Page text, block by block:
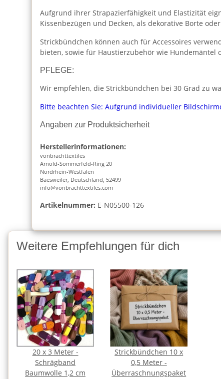
Aufgrund ihrer Strapazierfähigkeit und Elastizität
Kissenbezügen und Decken, als dekorative Borte
Strickbündchen können auch für Accessoires
bieten, sowie für Haustierzubehör wie
PFLEGE:
Wir empfehlen, die Strickbündchen bei 30 Grad zu
Bitte beachten Sie: Aufgrund individueller
Angaben zur Produktsicherheit
Herstellerinformationen:
vonbrachttextiles
Arnold-Sommerfeld-Ring 20
Nordrhein-Westfalen
Baesweiler, Deutschland, 52499
info@vonbrachttextiles.com
Artikelnummer: E-N05500-126
Weitere Empfehlungen für dich
20 x 3 Meter -
Schrägband
Baumwolle 1,2 cm
Strickbündchen 10 x
0,5 Meter -
Überraschnungspaket